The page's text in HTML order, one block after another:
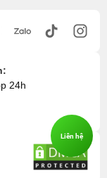
24h
Liên hệ